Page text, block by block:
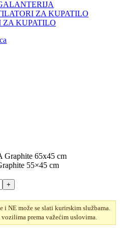
ZA KUPATILO
ZA KUPATILO
55×45 cm
NE može se slati kurirskim službama.
prema važećim uslovima.